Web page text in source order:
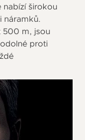
nabízí širokou
náramků.
500 m, jsou
proti